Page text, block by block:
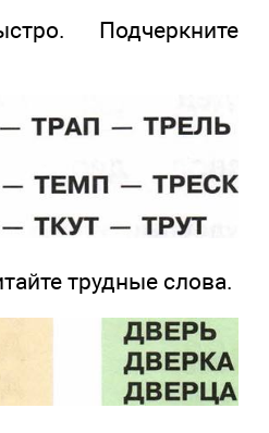
Подчеркните
трудные слова.